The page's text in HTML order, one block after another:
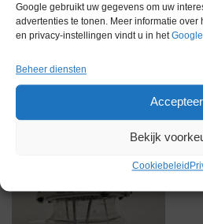
Google gebruikt uw gegevens om uw
advertenties te tonen. Meer informatie
en privacy-instellingen vindt u in het
Beheer diensten
Accepteer
Bekijk
Cookiebeleid
Gerelateerde